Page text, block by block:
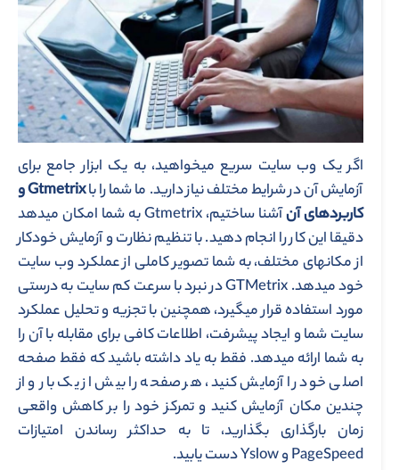
اگر یک وب سایت سریع می­خواهید، به یک ابزار جامع برای
آزمایش آن در شرایط مختلف نیاز دارید. ما شما را باGtmetrixو
کاربردهای آن
آشنا ساختیم، Gtmetrix به شما امکان می­دهد
دقیقا این کار را انجام دهید. با تنظیم نظارت و آزمایش خودکار
از مکان­های مختلف، به شما تصویر کاملی از عملکرد وب سایت
خود می­دهد. GTMetrix در نبرد با سرعت کم سایت به درستی
مورد استفاده قرار می­گیرد، همچنین با تجزیه و تحلیل عملکرد
سایت شما و ایجاد پیشرفت، اطلاعات کافی برای مقابله با آن را
به شما ارائه می­دهد. فقط به یاد داشته باشید که فقط صفحه
اصلی خود را آزمایش کنید، هر صفحه را بیش از یک بار و از
چندین مکان آزمایش کنید و تمرکز خود را بر کاهش واقعی
زمان بارگذاری بگذارید، تا به حداکثر رساندن امتیازات
PageSpeed ​​و Yslow دست یابید.